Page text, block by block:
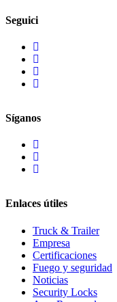
Seguici
Síganos
Enlaces útiles
Truck & Trailer
Empresa
Certificaciones
Fuego y seguridad
Noticias
Security Locks